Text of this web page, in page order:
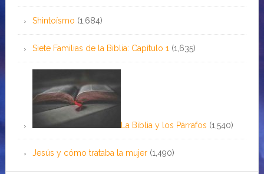
Shintoísmo (1,684)
Siete Familias de la Biblia: Capítulo 1 (1,635)
La Biblia y los Párrafos (1,540)
Jesús y cómo trataba la mujer (1,490)